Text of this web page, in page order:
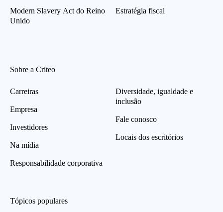
Modern Slavery Act do Reino
Unido
Estratégia fiscal
Sobre a Criteo
Carreiras
Empresa
Investidores
Na mídia
Responsabilidade corporativa
Diversidade, igualdade e
inclusão
Fale conosco
Locais dos escritórios
Tópicos populares